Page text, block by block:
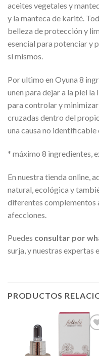
aceites vegetales y
y la manteca de karité.
belleza de protección y
esencial para potenciar y
sí mismos.
Por ultimo en Oyuna 8
unen para dejar a la piel
para controlar y
cruzadas dentro del
una causa no
* máximo 8 ingredientes,
En nuestra tienda online,
natural, ecológica y
diferentes complementos
afecciones.
Puedes consultar por
surja, y nuestras expertas
PRODUCTOS